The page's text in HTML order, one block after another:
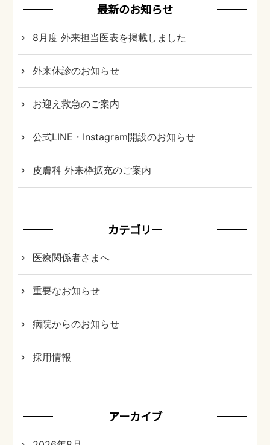
ビ
ー
シ
ョ
ン
最新のお知らせ
8月度 外来担当医表を掲載しました
外来休診のお知らせ
お迎え救急のご案内
公式LINE・Instagram開設のお知らせ
皮膚科 外来枠拡充のご案内
カテゴリー
医療関係者さまへ
重要なお知らせ
病院からのお知らせ
採用情報
アーカイブ